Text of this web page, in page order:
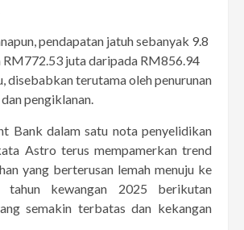
pendapatan jatuh sebanyak 9.8
RM772.53 juta daripada RM856.94
disebabkan terutama oleh penurunan
pengiklanan.
Bank dalam satu nota penyelidikan
Astro terus mempamerkan trend
yang berterusan lemah menuju ke
tahun kewangan 2025 berikutan
semakin terbatas dan kekangan